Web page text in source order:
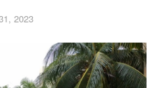
2023